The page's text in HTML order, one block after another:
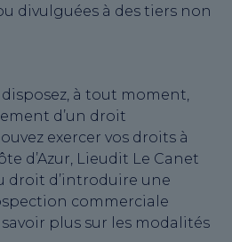
divulguées à des tiers non
à tout moment,
d’un droit
exercer vos droits à
d’Azur, Lieudit Le Canet
droit d’introduire une
commerciale
plus sur les modalités